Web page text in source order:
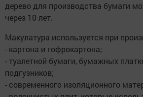
дерево для производства бумаги
через 10 лет.
Макулатура используется при
- картона и гофрокартона;
- туалетной бумаги, бумажных
подгузников;
- современного изоляционного